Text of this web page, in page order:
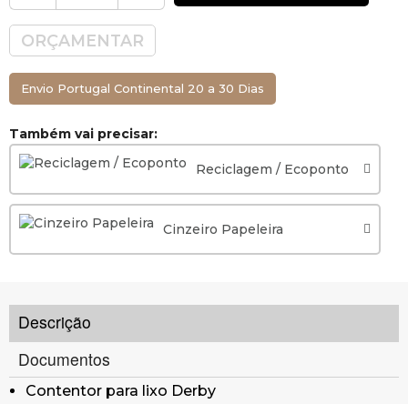
ORÇAMENTAR
Envio Portugal Continental 20 a 30 Dias
Também vai precisar:
Reciclagem / Ecoponto
Cinzeiro Papeleira
Descrição
Documentos
Contentor para lixo Derby